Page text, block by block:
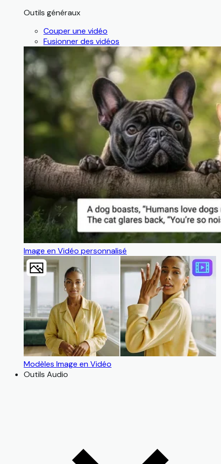
Outils généraux
Couper une vidéo
Fusionner des vidéos
Image en Vidéo personnalisé
Modèles Image en Vidéo
Outils Audio